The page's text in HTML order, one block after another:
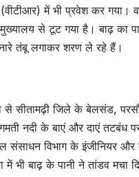
(वीटीआर) में भी प्रवेश कर गया।
से टूट गया है। बाढ़ का
तंबू लगाकर शरण ले रहे हैं।
से सीतामढ़ी जिले के बेलसंड,
नदी के बाएं और दाएं तटबंध
विभाग के इंजीनियर और
भी बाढ़ के पानी ने तांडव मचा